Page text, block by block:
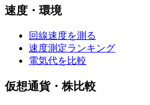
速度・環境
回線速度を測る
速度測定ランキング
電気代を比較
仮想通貨・株比較